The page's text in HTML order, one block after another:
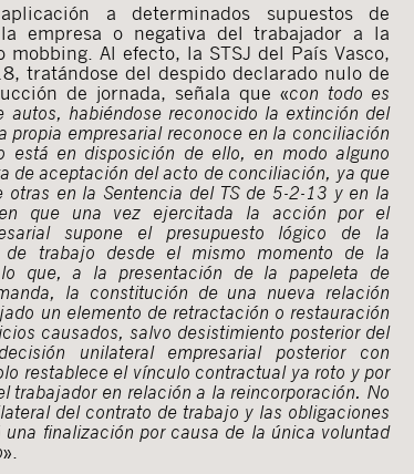
a determinados supuestos de
empresa o negativa del trabajador a la
Al efecto, la STSJ del País Vasco,
tratándose del despido declarado nulo de
de jornada, señala que «con todo es
autos, habiéndose reconocido la extinción del
propia empresarial reconoce en la conciliación
está en disposición de ello, en modo alguno
de aceptación del acto de conciliación, ya que
en la Sentencia del TS de 5-2-13 y en la
que una vez ejercitada la acción por el
supone el presupuesto lógico de la
trabajo desde el mismo momento de la
que, a la presentación de la papeleta de
la constitución de una nueva relación
un elemento de retractación o restauración
causados, salvo desistimiento posterior del
unilateral empresarial posterior con
restablece el vínculo contractual ya roto y por
trabajador en relación a la reincorporación. No
del contrato de trabajo y las obligaciones
finalización por causa de la única voluntad
».